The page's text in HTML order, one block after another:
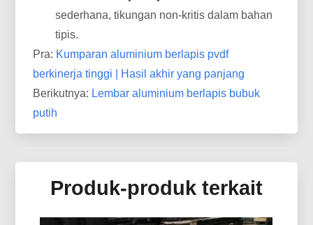
sederhana, tikungan non-kritis dalam bahan
tipis.
Pra: Kumparan aluminium berlapis pvdf
berkinerja tinggi | Hasil akhir yang panjang
Berikutnya: Lembar aluminium berlapis bubuk
putih
Produk-produk terkait